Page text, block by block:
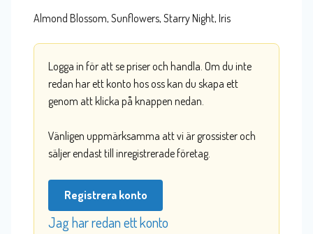
Almond Blossom, Sunflowers, Starry Night, Iris
Logga in för att se priser och handla. Om du inte
redan har ett konto hos oss kan du skapa ett
genom att klicka på knappen nedan.
Vänligen uppmärksamma att vi är grossister och
säljer endast till inregistrerade företag.
Registrera konto
Jag har redan ett konto